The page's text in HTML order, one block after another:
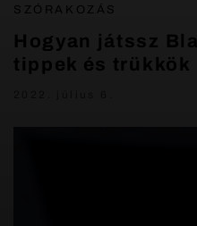
SZÓRAKOZÁS
Hogyan játssz
tippek és trükkök